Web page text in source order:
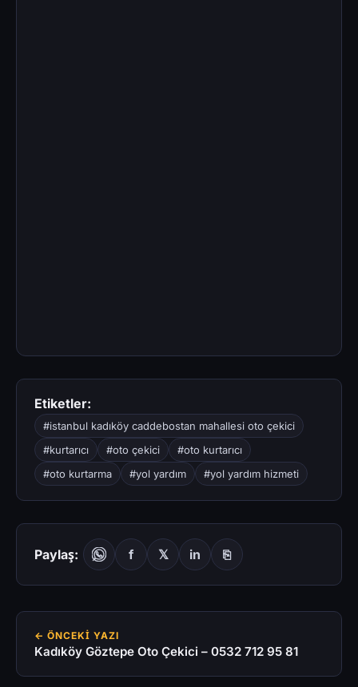
Etiketler:
#istanbul kadıköy caddebostan mahallesi oto çekici
#kurtarıcı
#oto çekici
#oto kurtarıcı
#oto kurtarma
#yol yardım #yol yardım hizmeti
Paylaş: f 𝕏 in ⎘
← ÖNCEKI YAZI
Kadıköy Göztepe Oto Çekici – 0532 712 95 81